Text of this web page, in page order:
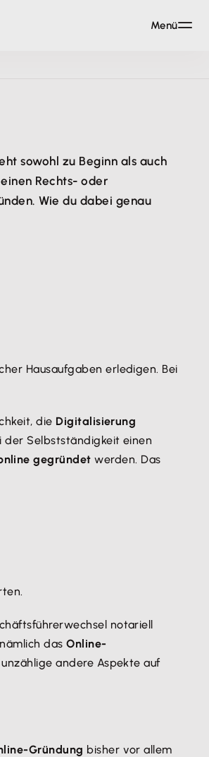
sowohl zu Beginn als auch
Rechts- oder
Wie du dabei genau
Hausaufgaben erledigen. Bei
die Digitalisierung
der Selbstständigkeit einen
gegründet werden. Das
notariell
dasOnline-
andere Aspekte auf
Gründung bisher vor allem
Menü